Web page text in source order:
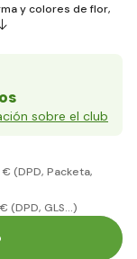
y colores de flor,
sobre el club
€ (DPD, Packeta,
(DPD, GLS...)